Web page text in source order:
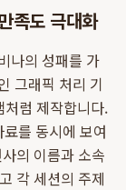
족도 극대화
나의 성패를 가
그래픽 처리 기
럼 제작합니다.
를 동시에 보여
의 이름과 소속
각 세션의 주제